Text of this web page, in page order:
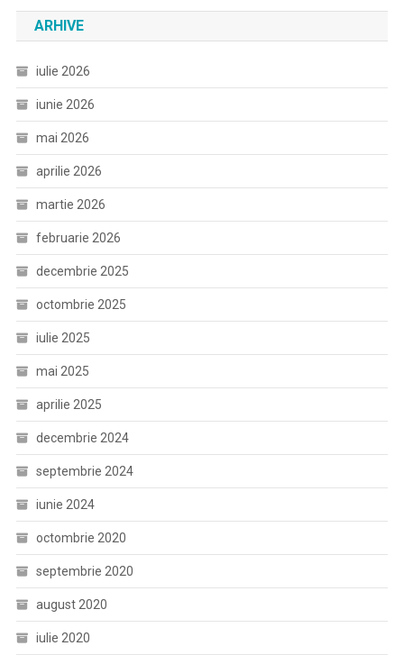
ARHIVE
iulie 2026
iunie 2026
mai 2026
aprilie 2026
martie 2026
februarie 2026
decembrie 2025
octombrie 2025
iulie 2025
mai 2025
aprilie 2025
decembrie 2024
septembrie 2024
iunie 2024
octombrie 2020
septembrie 2020
august 2020
iulie 2020